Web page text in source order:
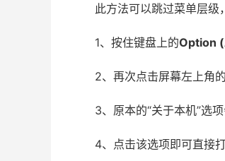
此方法可以跳过菜单层级
1、按住键盘上的Option
2、再次点击屏幕左上角
3、原本的“关于本机”选
4、点击该选项即可直接